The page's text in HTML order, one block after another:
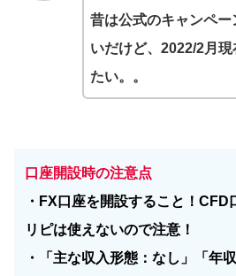
昔は公式のキャンペ
いだけど、2022/2月
たい。。
口座開設時の注意点
・FX口座を開設すること！CFD
リピは使えないので注意！
・「主な収入形態：なし」「年